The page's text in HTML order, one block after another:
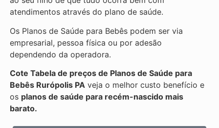
atendimentos através do plano de saúde.
Os Planos de Saúde para Bebês podem ser via
empresarial, pessoa física ou por adesão
dependendo da operadora.
Cote Tabela de preços de Planos de Saúde para
Bebês Rurópolis PA veja o melhor custo benefício e
os planos de saúde para recém-nascido mais
barato.